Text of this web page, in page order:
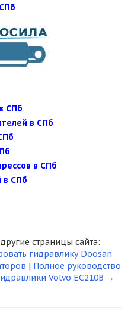
СПб
в СПб
в СПб
в СПб
страницы сайта:
гидравлику Doosan
| Полное руководство
Volvo EC210B →